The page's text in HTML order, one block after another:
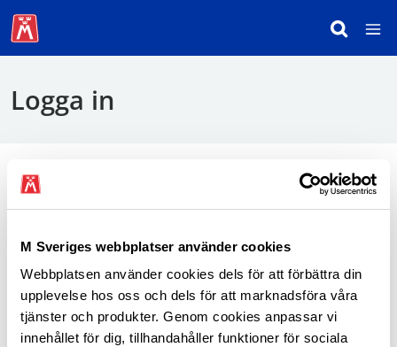
M Sveriges webbplatser använder cookies
Webbplatsen använder cookies dels för att förbättra din
upplevelse hos oss och dels för att marknadsföra våra
tjänster och produkter. Genom cookies anpassar vi
innehållet för dig, tillhandahåller funktioner för sociala
Logga in
För att logga in behöver du använda mobilt
BankID.
Logga in som medlem